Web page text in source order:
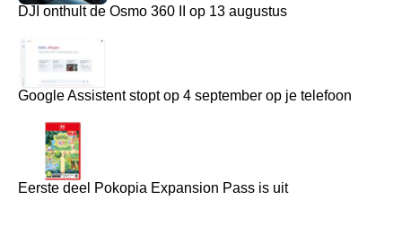
DJI onthult de Osmo 360 II op 13 augustus
Google Assistent stopt op 4 september op je telefoon
Eerste deel Pokopia Expansion Pass is uit